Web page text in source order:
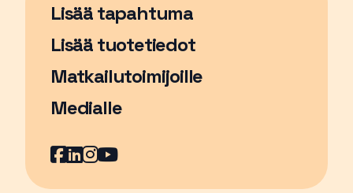
Lisää tapahtuma
Sivu avautuu uudessa ikkunassa
Lisää tuotetiedot
Matkailutoimijoille
Medialle
Facebook
Sivu avautuu uudessa ikkunassa
LinkedIn
Sivu avautuu uudessa ikkunassa
Instagram
Sivu avautuu uudessa
YouTube
Sivu avautuu uudessa